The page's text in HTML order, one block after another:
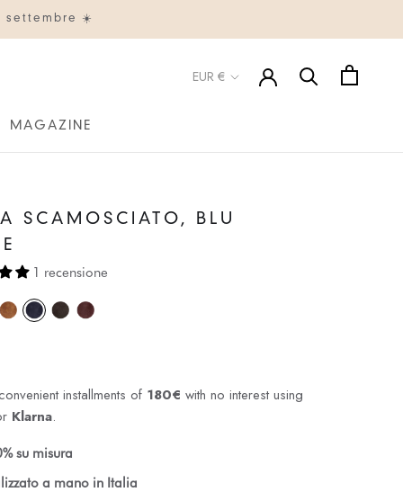
settembre ☀️
MAGAZINE
Valuta
EUR €
SCAMOSCIATO, BLU
1 recensione
installments of 180€ with no interest using
Klarna.
su misura
a mano in Italia